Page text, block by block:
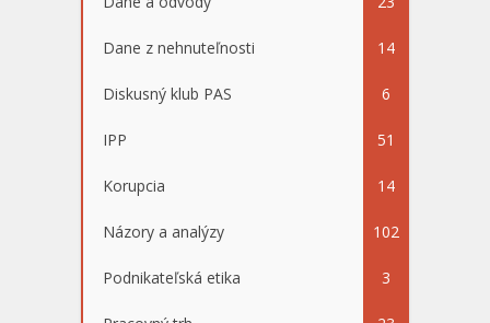
Dane z nehnuteľnosti 14
Diskusný klub PAS 6
IPP 51
Korupcia 14
Názory a analýzy 102
Podnikateľská etika 3